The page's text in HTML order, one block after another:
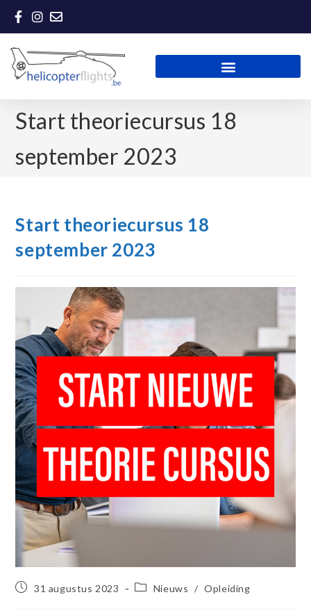
Start theoriecursus 18
september 2023
Start theoriecursus 18
september 2023
31 augustus 2023 Nieuws / Opleiding